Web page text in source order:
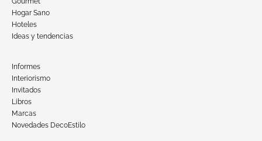
Hogar Sano
Hoteles
Ideas y tendencias
Informes
Interiorismo
Invitados
Libros
Marcas
Novedades DecoEstilo